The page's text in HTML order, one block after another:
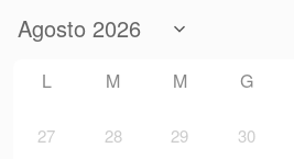
L M M G
27 28 29 30